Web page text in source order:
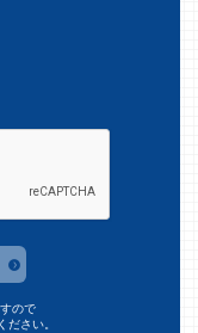
ので
ださい。